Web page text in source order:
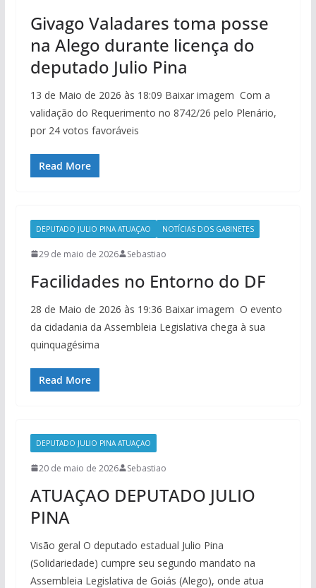
Givago Valadares toma posse
na Alego durante licença do
deputado Julio Pina
13 de Maio de 2026 às 18:09 Baixar imagem Com a
validação do Requerimento no 8742/26 pelo Plenário,
por 24 votos favoráveis
Read More
DEPUTADO JULIO PINA ATUAÇAO NOTÍCIAS DOS GABINETES
29 de maio de 2026 Sebastiao
Facilidades no Entorno do DF
28 de Maio de 2026 às 19:36 Baixar imagem O evento
da cidadania da Assembleia Legislativa chega à sua
quinquagésima
Read More
DEPUTADO JULIO PINA ATUAÇAO
20 de maio de 2026 Sebastiao
ATUAÇAO DEPUTADO JULIO
PINA
Visão geral O deputado estadual Julio Pina
(Solidariedade) cumpre seu segundo mandato na
Assembleia Legislativa de Goiás (Alego), onde atua